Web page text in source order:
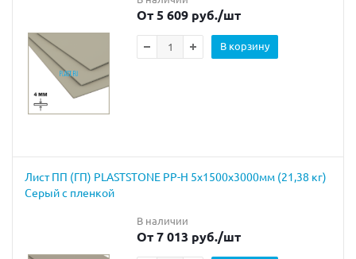
От 5 609 руб./шт
В корзину
Лист ПП (ГП) PLASTSTONE PP-H 5х1500х3000мм (21,38 кг)
Серый с пленкой
В наличии
От 7 013 руб./шт